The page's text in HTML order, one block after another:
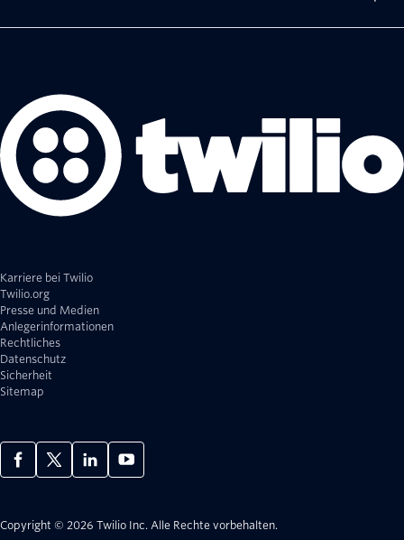
Karriere bei Twilio
Twilio.org
Presse und Medien
Anlegerinformationen
Rechtliches
Datenschutz
Sicherheit
Sitemap
Copyright © 2026 Twilio Inc. Alle Rechte vorbehalten.